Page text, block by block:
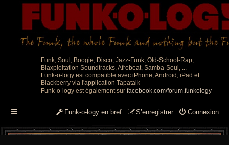
Funk, Soul, Boogie, Disco, Jazz-Funk, Old-School-Rap,
Blaxploitation Soundtracks, Afrobeat, Samba-Soul, ...
Funk-o-logy est compatible avec iPhone, Android, iPad et
Blackberry via l'application Tapatalk
Funk-o-logy est également sur facebook.com/forum.funkology
Connexion
S’enregistrer
Funk-o-logy en bref